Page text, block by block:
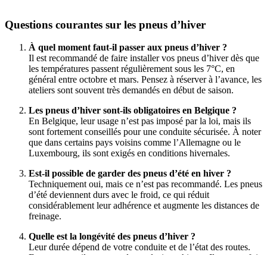
Questions courantes sur les pneus d’hiver
À quel moment faut-il passer aux pneus d’hiver ?
Il est recommandé de faire installer vos pneus d’hiver dès que
les températures passent régulièrement sous les 7°C, en
général entre octobre et mars. Pensez à réserver à l’avance, les
ateliers sont souvent très demandés en début de saison.
Les pneus d’hiver sont-ils obligatoires en Belgique ?
En Belgique, leur usage n’est pas imposé par la loi, mais ils
sont fortement conseillés pour une conduite sécurisée. À noter
que dans certains pays voisins comme l’Allemagne ou le
Luxembourg, ils sont exigés en conditions hivernales.
Est-il possible de garder des pneus d’été en hiver ?
Techniquement oui, mais ce n’est pas recommandé. Les pneus
d’été deviennent durs avec le froid, ce qui réduit
considérablement leur adhérence et augmente les distances de
freinage.
Quelle est la longévité des pneus d’hiver ?
Leur durée dépend de votre conduite et de l’état des routes.